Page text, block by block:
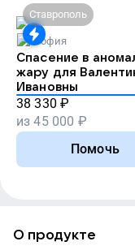
Ставрополь
София
Спасение в
жару для
Ивановны
38 330 ₽
из45 000 ₽
Помочь
О продукте